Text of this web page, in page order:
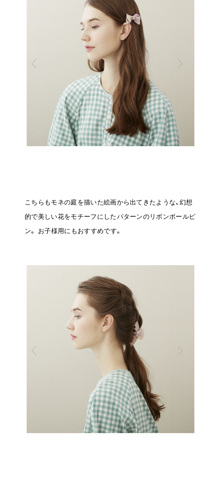
こちらもモネの庭を描いた絵画から出てきたような、幻想
的で美しい花をモチーフにしたパターンのリボンボールピ
ン。 お子様用にもおすすめです。